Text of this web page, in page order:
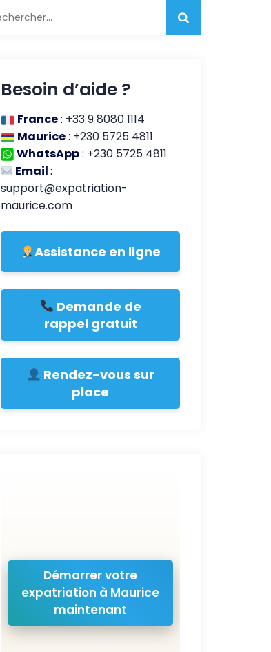
Besoin d’aide ?
France: +33 9 8080 1114
Maurice: +230 5725 4811
WhatsApp: +230 5725 4811
Email:
support@expatriation-
maurice.com
Assistance en ligne
Demande de
rappel gratuit
Rendez-vous sur
place
Démarrer votre
expatriation à Maurice
maintenant